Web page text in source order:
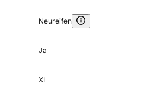
Neureifen
Ja
XL